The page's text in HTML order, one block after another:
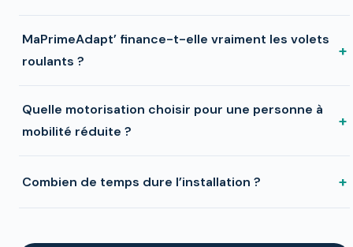
MaPrimeAdapt’ finance-t-elle vraiment les volets
roulants ?
+
Quelle motorisation choisir pour une personne à
mobilité réduite ?
+
Combien de temps dure l’installation ? +